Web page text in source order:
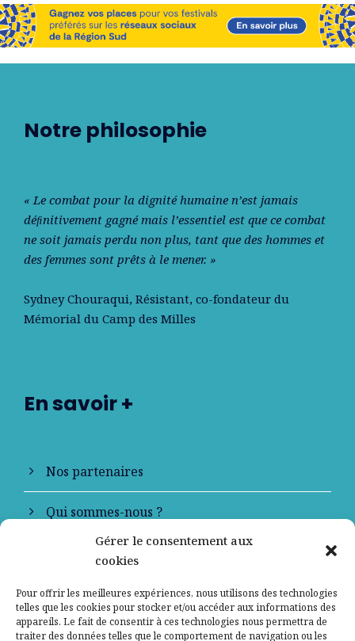
Gérer le consentement aux
cookies
Pour offrir les meilleures expériences, nous utilisons des technologies
telles que les cookies pour stocker et/ou accéder aux informations des
appareils. Le fait de consentir à ces technologies nous permettra de
traiter des données telles que le comportement de navigation ou les
Notre philosophie
« Le combat pour la dignité humaine n’est jamais
déﬁnitivement gagné mais l’essentiel est que ce combat
ne soit jamais perdu non plus, tant que des hommes et
des femmes sont prêts à le mener. »
Sydney Chouraqui, Résistant, co-fondateur du
Mémorial du Camp des Milles
En savoir +
Nos partenaires
Qui sommes-nous ?
Contactez-nous
Mentions légales
Politique de confidentialité